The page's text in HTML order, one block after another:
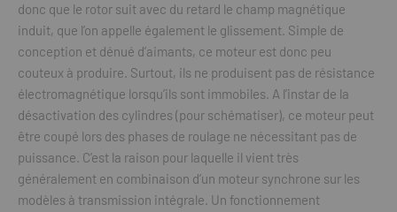
donc que le rotor suit avec du retard le champ magnétique
induit, que l’on appelle également le glissement. Simple de
conception et dénué d’aimants, ce moteur est donc peu
couteux à produire. Surtout, ils ne produisent pas de résistance
électromagnétique lorsqu’ils sont immobiles. A l’instar de la
désactivation des cylindres (pour schématiser), ce moteur peut
être coupé lors des phases de roulage ne nécessitant pas de
puissance. C’est la raison pour laquelle il vient très
généralement en combinaison d’un moteur synchrone sur les
modèles à transmission intégrale. Un fonctionnement